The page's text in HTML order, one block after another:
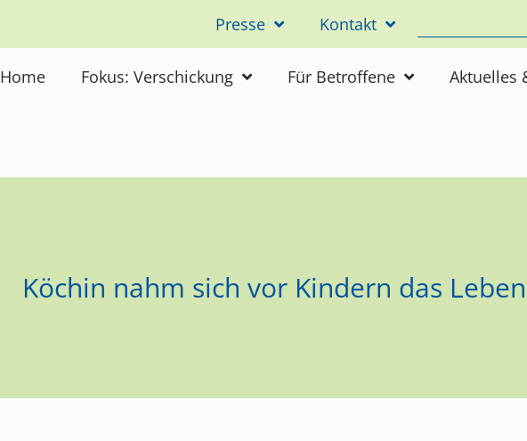
Presse Kontakt
Home Fokus: Verschickung Für Betroffene Aktuelles
Köchin nahm sich vor Kindern das Leben